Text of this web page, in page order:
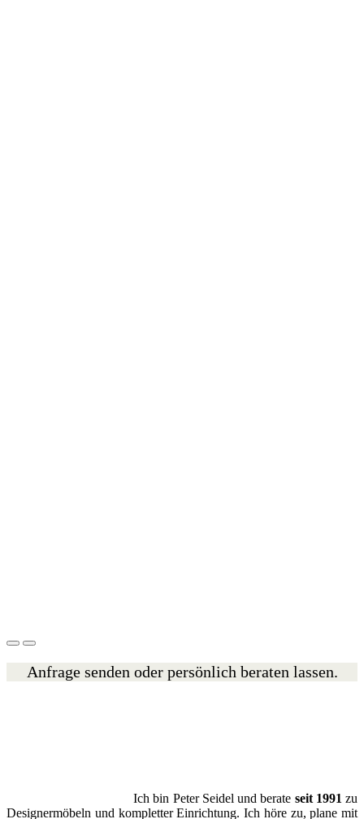
Anfrage senden oder persönlich beraten lassen.
Ich bin Peter Seidel und berate seit 1991 zu
Designermöbeln und kompletter Einrichtung. Ich höre zu, plane mit